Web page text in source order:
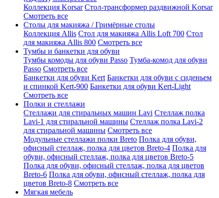
Коллекция Korsar Стол-трансформер раздвижной Korsar
Смотреть все
Столы для макияжа / Гримёрные столы
Коллекция Allis Стол для макияжа Allis Loft 700 Стол
для макияжа Allis 800 Смотреть все
Тумбы и банкетки для обуви
Тумбы комоды для обуви Passo Тумба-комод для обуви
Passo Смотреть все
Банкетки для обуви Kert Банкетки для обуви с сиденьем
и спинкой Kert-900 Банкетки для обуви Kert-Light
Смотреть все
Полки и стеллажи
Стеллажи для стиральных машин Lavi Стеллаж полка
Lavi-1 для стиральной машины Стеллаж полка Lavi-2
для стиральной машины Смотреть все
Модульные стеллажи полки Breto Полка для обуви,
офисный стеллаж, полка для цветов Breto-4 Полка для
обуви, офисный стеллаж, полка для цветов Breto-5
Полка для обуви, офисный стеллаж, полка для цветов
Breto-6 Полка для обуви, офисный стеллаж, полка для
цветов Breto-8 Смотреть все
Мягкая мебель